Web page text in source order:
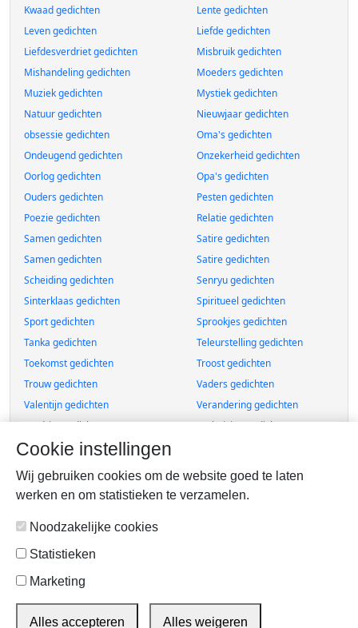
Kwaad gedichten
Lente gedichten
Leven gedichten
Liefde gedichten
Liefdesverdriet gedichten
Misbruik gedichten
Mishandeling gedichten
Moeders gedichten
Muziek gedichten
Mystiek gedichten
Natuur gedichten
Nieuwjaar gedichten
obsessie gedichten
Oma's gedichten
Ondeugend gedichten
Onzekerheid gedichten
Oorlog gedichten
Opa's gedichten
Ouders gedichten
Pesten gedichten
Poezie gedichten
Relatie gedichten
Samen gedichten
Satire gedichten
Samen gedichten
Satire gedichten
Scheiding gedichten
Senryu gedichten
Sinterklaas gedichten
Spiritueel gedichten
Sport gedichten
Sprookjes gedichten
Tanka gedichten
Teleurstelling gedichten
Toekomst gedichten
Troost gedichten
Trouw gedichten
Vaders gedichten
Valentijn gedichten
Verandering gedichten
Verdriet gedichten
Verhuizing gedichten
Verhalen gedichten
Verlies gedichten
Verslaving gedichten
Zelfmoord gedichten
Vroeger/Herinneringen gedichten
Cookie instellingen
Wij gebruiken cookies om de website goed te laten
werken en om statistieken te verzamelen.
Noodzakelijke cookies
Statistieken
Marketing
Alles accepteren Alles weigeren